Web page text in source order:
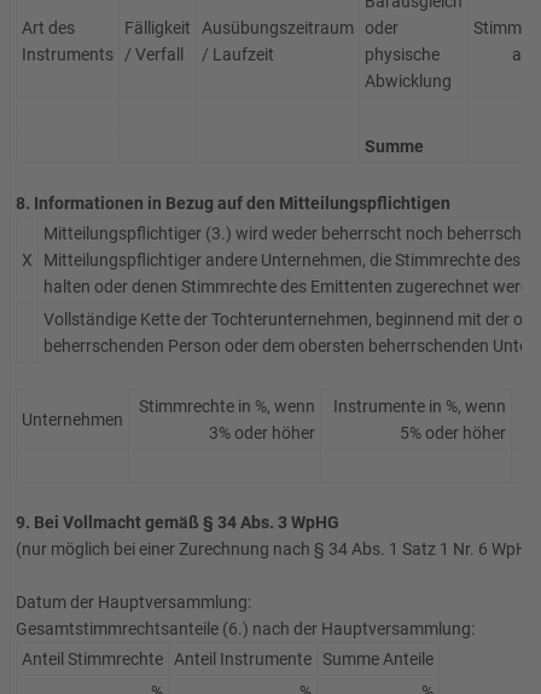
Art des
Instruments
Fälligkeit
/ Verfall
Ausübungszeitraum
/ Laufzeit
oder
physische
Abwicklung
Summe
8. Informationen in Bezug auf den Mitteilungspflichtigen
X
Mitteilungspflichtiger (3.) wird weder beherrscht noch beherrscht
Mitteilungspflichtiger andere Unternehmen, die Stimmrechte des
halten oder denen Stimmrechte des Emittenten zugerechnet
Vollständige Kette der Tochterunternehmen, beginnend mit der
beherrschenden Person oder dem obersten beherrschenden
Unternehmen
Stimmrechte in %, wenn
3% oder höher
Instrumente in %, wenn
5% oder höher
9. Bei Vollmacht gemäß § 34 Abs. 3 WpHG
(nur möglich bei einer Zurechnung nach § 34 Abs. 1 Satz 1 Nr. 6
Datum der Hauptversammlung:
Gesamtstimmrechtsanteile (6.) nach der Hauptversammlung:
Anteil Stimmrechte
Anteil Instrumente Summe Anteile